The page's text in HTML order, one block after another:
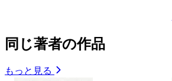
同じ著者の作品
もっと見る